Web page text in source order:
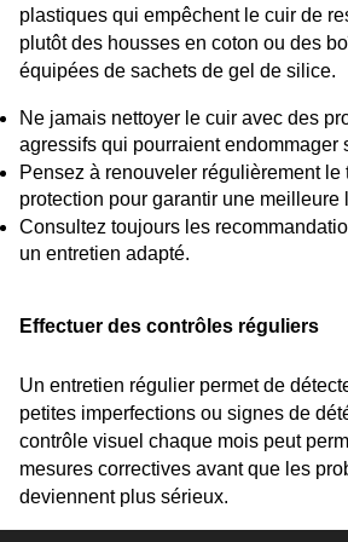
plastiques qui empêchent le cuir de
plutôt des housses en coton ou des
équipées de sachets de gel de silice.
Ne jamais nettoyer le cuir avec des
agressifs qui pourraient endommager
Pensez à renouveler régulièrement le
protection pour garantir une meilleure
Consultez toujours les
un entretien adapté.
Effectuer des contrôles réguliers
Un entretien régulier permet de
petites imperfections ou signes de
contrôle visuel chaque mois peut
mesures correctives avant que les
deviennent plus sérieux.